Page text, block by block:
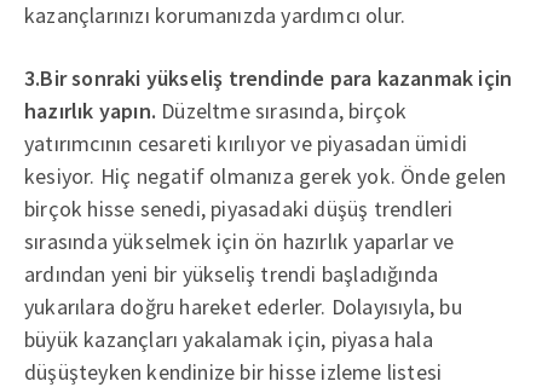
kazançlarınızı korumanızda yardımcı olur.
3.Bir sonraki yükseliş trendinde para kazanmak için
hazırlık yapın. Düzeltme sırasında, birçok
yatırımcının cesareti kırılıyor ve piyasadan ümidi
kesiyor. Hiç negatif olmanıza gerek yok. Önde gelen
birçok hisse senedi, piyasadaki düşüş trendleri
sırasında yükselmek için ön hazırlık yaparlar ve
ardından yeni bir yükseliş trendi başladığında
yukarılara doğru hareket ederler. Dolayısıyla, bu
büyük kazançları yakalamak için, piyasa hala
düşüşteyken kendinize bir hisse izleme listesi